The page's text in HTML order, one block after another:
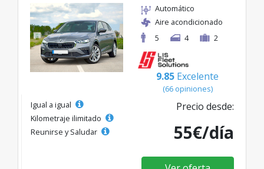
Automático
Aire acondicionado
5
4 2
9.85 Excelente
(66 opiniones)
Igual a igual
Kilometraje ilimitado
Reunirse y Saludar
Precio desde:
55€/día